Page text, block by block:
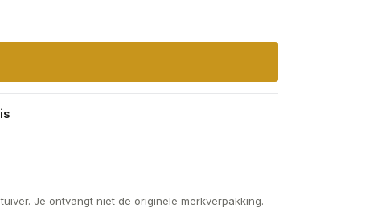
Je ontvangt niet de originele merkverpakking.